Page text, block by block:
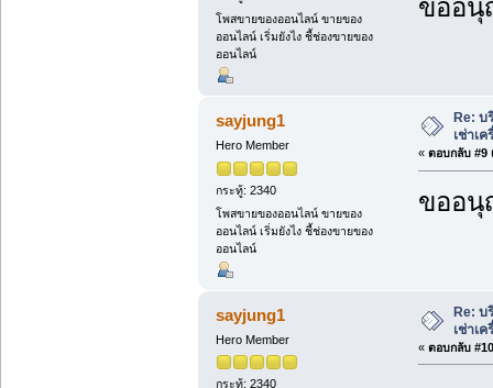
โพสขายของออนไลน์ ขายของ
ออนไลน์ เริ่มยังไง ชี้ช่องขายของ
ออนไลน์
ขออนุ
sayjung1
Hero Member
กระทู้: 2340
โพสขายของออนไลน์ ขายของ
ออนไลน์ เริ่มยังไง ชี้ช่องขายของ
ออนไลน์
Re: บ
เช่าเ
« ตอบกลับ #9
ขออนุ
sayjung1
Hero Member
กระทู้: 2340
Re: บ
เช่าเ
« ตอบกลับ